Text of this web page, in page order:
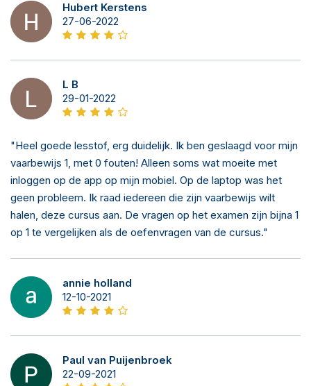
Hubert Kerstens
27-06-2022
L B
29-01-2022
"Heel goede lesstof, erg duidelijk. Ik ben geslaagd voor mijn
vaarbewijs 1, met 0 fouten! Alleen soms wat moeite met
inloggen op de app op mijn mobiel. Op de laptop was het
geen probleem. Ik raad iedereen die zijn vaarbewijs wilt
halen, deze cursus aan. De vragen op het examen zijn bijna 1
op 1 te vergelijken als de oefenvragen van de cursus."
annie holland
12-10-2021
Paul van Puijenbroek
22-09-2021